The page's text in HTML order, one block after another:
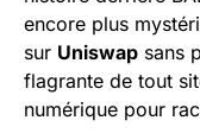
encore plus
sur Uniswap sans
flagrante de tout
numérique pour